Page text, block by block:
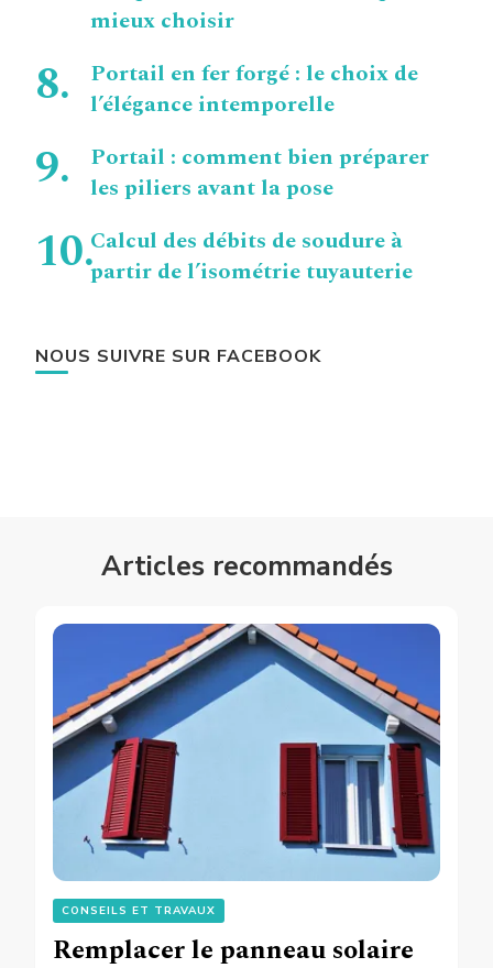
mieux choisir
Portail en fer forgé : le choix de
l’élégance intemporelle
Portail : comment bien préparer
les piliers avant la pose
Calcul des débits de soudure à
partir de l’isométrie tuyauterie
NOUS SUIVRE SUR FACEBOOK
Articles recommandés
CONSEILS ET TRAVAUX
Remplacer le panneau solaire